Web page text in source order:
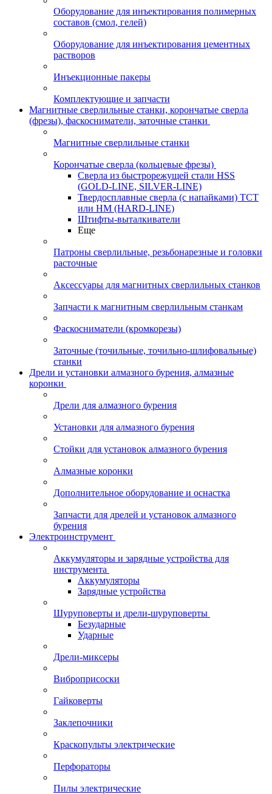
Оборудование для инъектирования полимерных
составов (смол, гелей)
Оборудование для инъектирования цементных
растворов
Инъекционные пакеры
Комплектующие и запчасти
Магнитные сверлильные станки, корончатые сверла
(фрезы), фаскосниматели, заточные станки
Магнитные сверлильные станки
Корончатые сверла (кольцевые фрезы)
Сверла из быстрорежущей стали HSS
(GOLD-LINE, SILVER-LINE)
Твердосплавные сверла (с напайками) ТСТ
или HM (HARD-LINE)
Штифты-выталкиватели
Еще
Патроны сверлильные, резьбонарезные и головки
расточные
Аксессуары для магнитных сверлильных станков
Запчасти к магнитным сверлильным станкам
Фаскосниматели (кромкорезы)
Заточные (точильные, точильно-шлифовальные)
станки
Дрели и установки алмазного бурения, алмазные
коронки
Дрели для алмазного бурения
Установки для алмазного бурения
Стойки для установок алмазного бурения
Алмазные коронки
Дополнительное оборудование и оснастка
Запчасти для дрелей и установок алмазного
бурения
Электроинструмент
Аккумуляторы и зарядные устройства для
инструмента
Аккумуляторы
Зарядные устройства
Шуруповерты и дрели-шуруповерты
Безударные
Ударные
Дрели-миксеры
Виброприсоски
Гайковерты
Заклепочники
Краскопульты электрические
Перфораторы
Пилы электрические